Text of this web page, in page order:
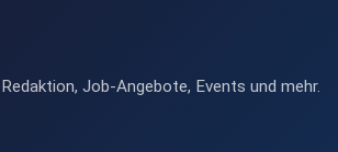
Job-Angebote, Events und mehr.